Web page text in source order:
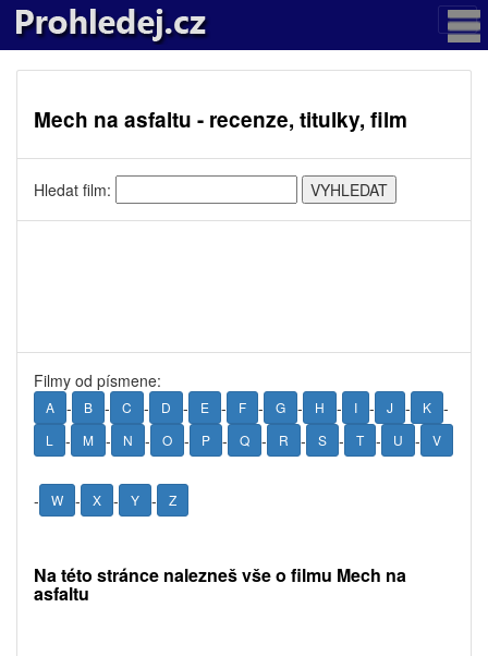
Mech na asfaltu - recenze, titulky, film
Hledat film:
Filmy od písmene:
A - B - C - D - E - F - G - H - I - J - K -
L - M - N - O - P - Q - R - S - T - U - V
- W - X - Y - Z
Na této stránce nalezneš vše o filmu Mech na
asfaltu